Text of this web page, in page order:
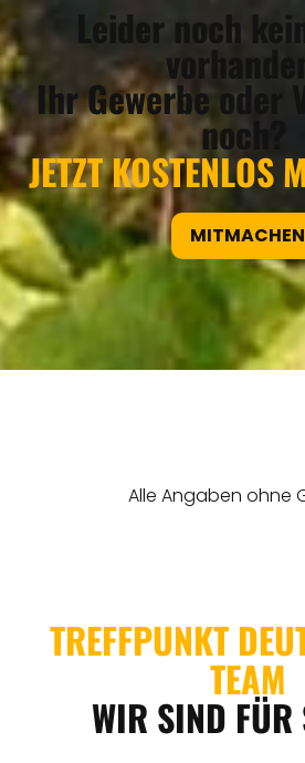
REGIONEN
Leider noch
Ihr Gewerbe oder
noch?
JETZT KOSTENLOS
MITMACHEN